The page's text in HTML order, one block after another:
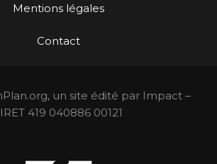
Mentions légales
Contact
un site édité par Impact –
419 040886 00121